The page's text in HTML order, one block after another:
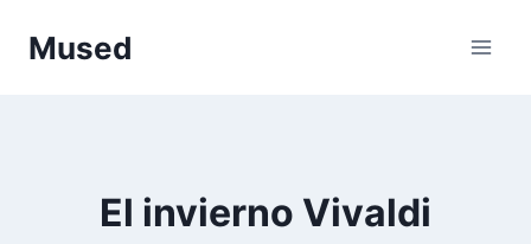
Mused
El invierno Vivaldi